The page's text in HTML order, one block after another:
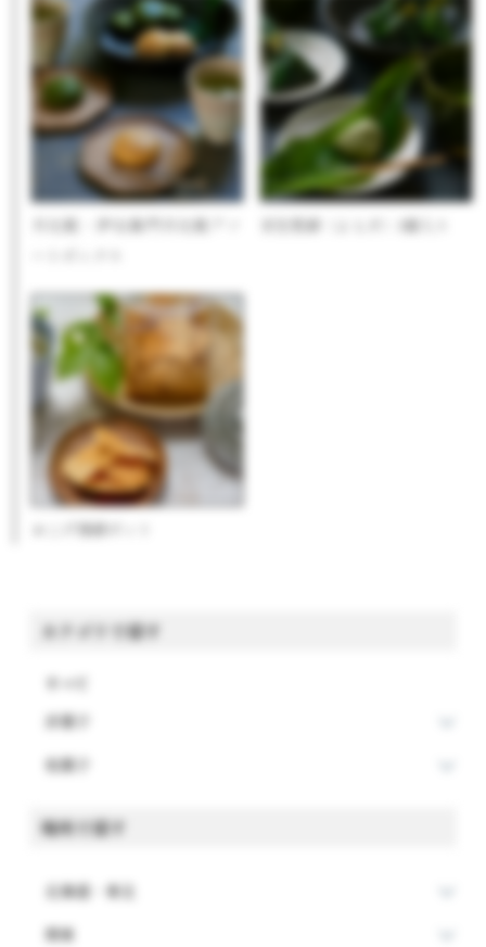
月化粧・伊右衛門月化粧アソ
京生麩餅（よもぎ）3個入り
おこげ揚餅ポット
カテゴリで探す
洋菓子
和菓子
場所で探す
北海道・東北
関東